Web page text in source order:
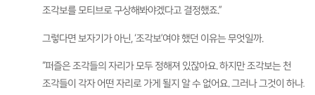
조각보를 모티브로 구상해봐야겠다고 결정했죠.”
그렇다면 보자기가 아닌, ‘조각보’여야 했던 이유는 무엇일까.
“퍼즐은 조각들의 자리가 모두 정해져 있잖아요. 하지만 조각보는 천
조각들이 각자 어떤 자리로 가게 될지 알 수 없어요. 그러나 그것이 하나로